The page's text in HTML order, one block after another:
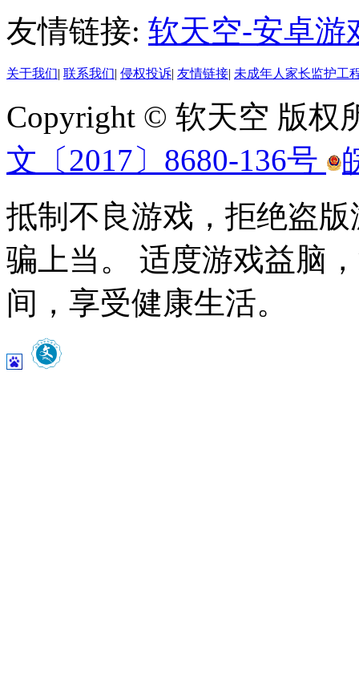
友情链接: 软天空-安卓游
关于我们| 联系我们| 侵权投诉| 友情链接| 未成年人家长监护工
Copyright © 软天空 版权
文〔2017〕8680-136号
抵制不良游戏，拒绝盗
骗上当。 适度游戏益脑
间，享受健康生活。